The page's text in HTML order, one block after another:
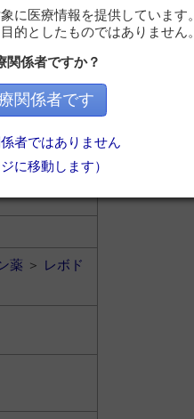
薬＞レボド
薬 ＞ レボド
に医療情報を提供しています。
的としたものではありません。
関係者ですか？
関係者です
者ではありません
に移動します）